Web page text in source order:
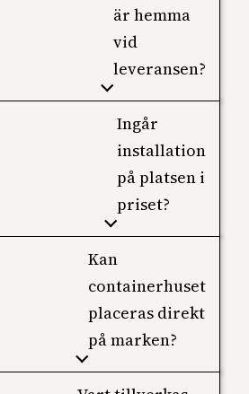
är hemma
vid
leveransen?
Ingår
installation
på platsen i
priset?
Kan
containerhuset
placeras direkt
på marken?